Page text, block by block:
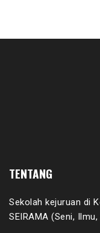
TENTANG
Sekolah kejuruan di
SEIRAMA (Seni,